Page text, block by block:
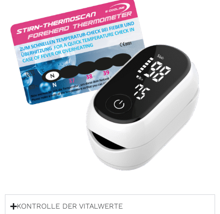
KONTROLLE DER VITALWERTE